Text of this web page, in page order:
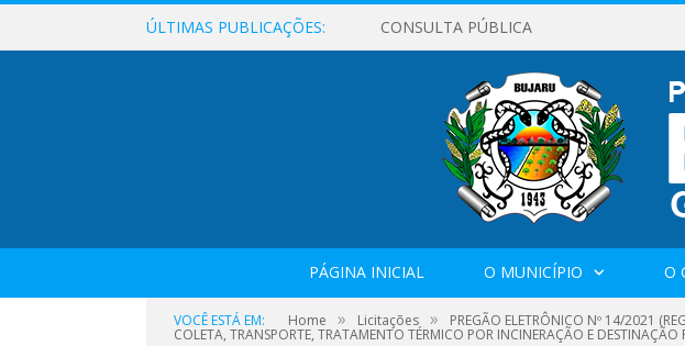
ÚLTIMAS PUBLICAÇÕES: CONSULTA PÚBLICA
PÁGINA INICIAL O MUNICÍPIO O
VOCÊ ESTÁ EM: Home » Licitações » PREGÃO ELETRÔNICO Nº 14/2021
COLETA, TRANSPORTE, TRATAMENTO TÉRMICO POR INCINERAÇÃO E DESTINAÇÃO